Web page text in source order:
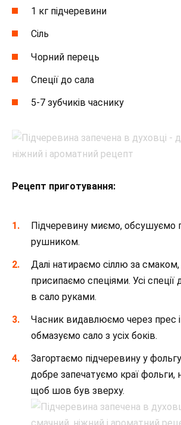
1 кг підчеревини
Сіль
Чорний перець
Спеції до сала
5-7 зубчиків часнику
Рецепт приготування:
Підчеревину миємо, обсушуємо
рушником.
Далі натираємо сіллю за
присипаємо спеціями. Усі
в сало руками.
Часник видавлюємо через прес
обмазуємо сало з усіх боків.
Загортаємо підчеревину у
добре запечатуємо краї фольги,
щоб шов був зверху.